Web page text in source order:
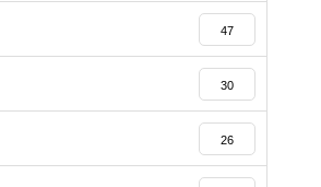
47
30
26